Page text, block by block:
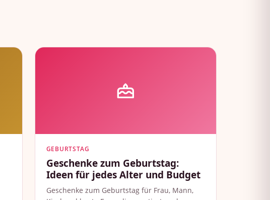
GEBURTSTAG
Geschenke zum Geburtstag:
Ideen für jedes Alter und Budget
Geschenke zum Geburtstag für Frau, Mann,